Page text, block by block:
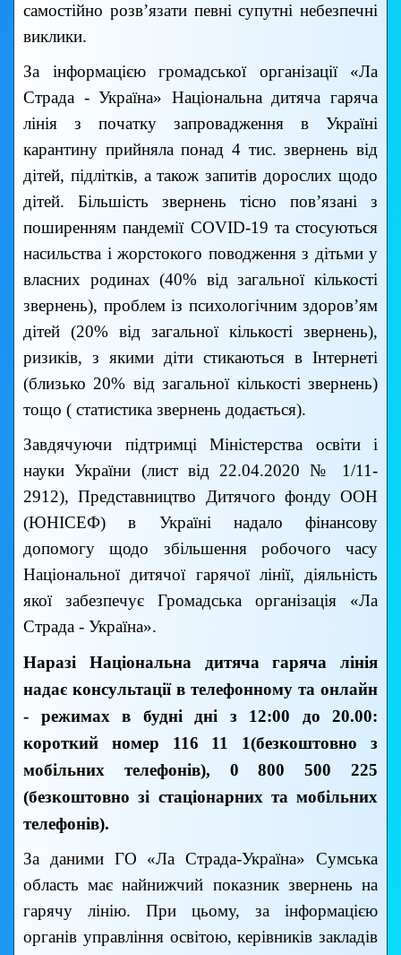
самостійно розв’язати певні супутні небезпечні
виклики.
За інформацією громадської організації «Ла
Страда - Україна» Національна дитяча гаряча
лінія з початку запровадження в Україні
карантину прийняла понад 4 тис. звернень від
дітей, підлітків, а також запитів дорослих щодо
дітей. Більшість звернень тісно пов’язані з
поширенням пандемії COVID-19 та стосуються
насильства і жорстокого поводження з дітьми у
власних родинах (40% від загальної кількості
звернень), проблем із психологічним здоров’ям
дітей (20% від загальної кількості звернень),
ризиків, з якими діти стикаються в Інтернеті
(близько 20% від загальної кількості звернень)
тощо ( статистика звернень додається).
Завдячуючи підтримці Міністерства освіти і
науки України (лист від 22.04.2020 № 1/11-
2912), Представництво Дитячого фонду ООН
(ЮНІСЕФ) в Україні надало фінансову
допомогу щодо збільшення робочого часу
Національної дитячої гарячої лінії, діяльність
якої забезпечує Громадська організація «Ла
Страда - Україна».
Наразі Національна дитяча гаряча лінія
надає консультації в телефонному та онлайн
- режимах в будні дні з 12:00 до 20.00:
короткий номер 116 11 1(безкоштовно з
мобільних телефонів), 0 800 500 225
(безкоштовно зі стаціонарних та мобільних
телефонів).
За даними ГО «Ла Страда-Україна» Сумська
область має найнижчий показник звернень на
гарячу лінію. При цьому, за інформацією
органів управління освітою, керівників закладів